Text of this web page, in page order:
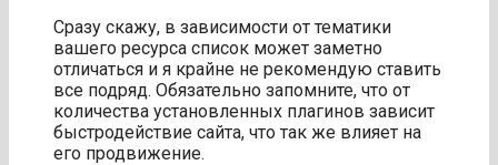
Сразу скажу, в зависимости от тематики
вашего ресурса список может заметно
отличаться и я крайне не рекомендую ставить
все подряд. Обязательно запомните, что от
количества установленных плагинов зависит
быстродействие сайта, что так же влияет на
его продвижение.